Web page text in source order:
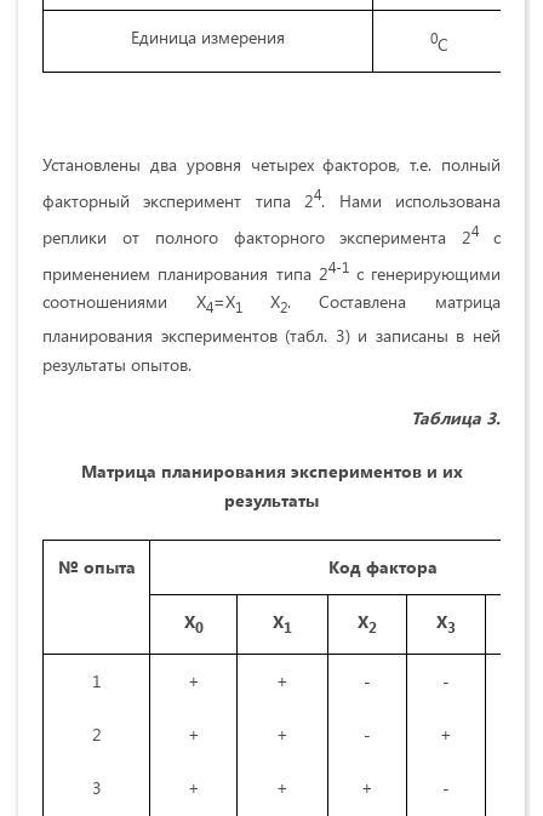
Единица измерения 0С
Установлены два уровня четырех факторов, т.е. полный
факторный эксперимент типа 24. Нами использована
реплики от полного факторного эксперимента 24 с
применением планирования типа 24-1 с генерирующими
соотношениями Х4=Х1 Х2. Составлена матрица
планирования экспериментов (табл. 3) и записаны в ней
результаты опытов.
Таблица 3.
Матрица планирования экспериментов и их
результаты
№ опыта Код фактора
Х0 Х1 Х2 Х3
1
2
3
+
+
+
+
+
+
-
-
+
-
+
-